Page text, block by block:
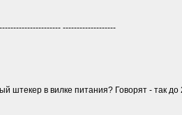
-------------------
штекер в вилке питания? Говорят - так